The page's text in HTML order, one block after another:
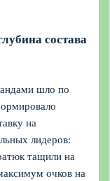
состава
шло по
на
лидеров:
тащили на
очков на